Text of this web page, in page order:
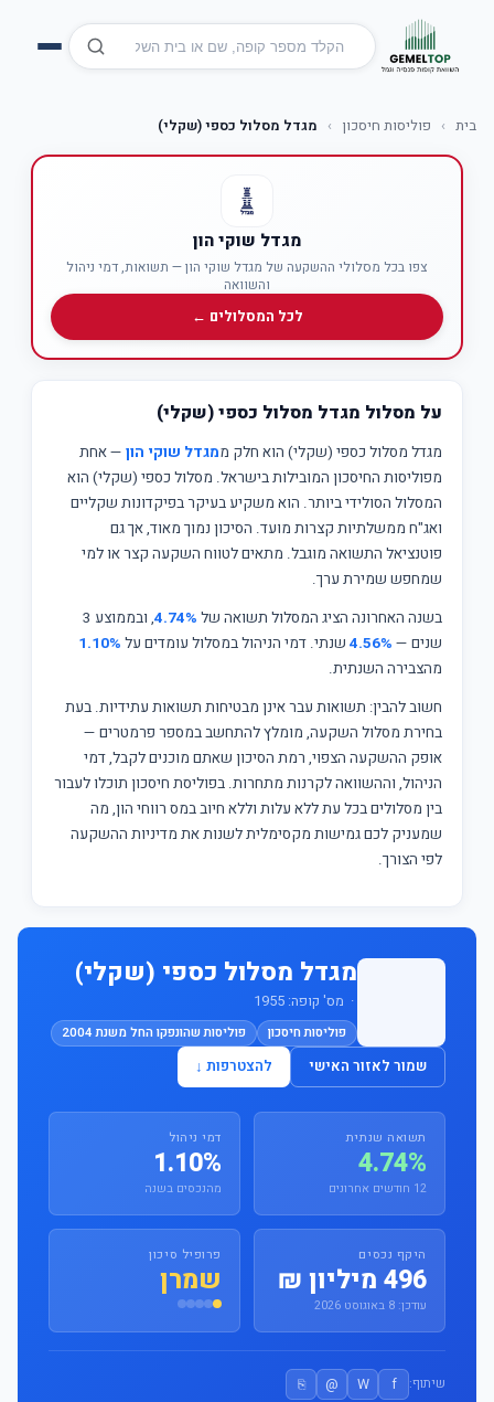
בית › פוליסות חיסכון › מגדל מסלול כספי (שקלי)
מגדל שוקי הון
צפו בכל מסלולי ההשקעה של מגדל שוקי הון — תשואות, דמי ניהול
והשוואה
לכל המסלולים ←
על מסלול מגדל מסלול כספי (שקלי)
מגדל מסלול כספי (שקלי) הוא חלק ממגדל שוקי הון — אחת
מפוליסות החיסכון המובילות בישראל. מסלול כספי (שקלי) הוא
המסלול הסולידי ביותר. הוא משקיע בעיקר בפיקדונות שקליים
ואג"ח ממשלתיות קצרות מועד. הסיכון נמוך מאוד, אך גם
פוטנציאל התשואה מוגבל. מתאים לטווח השקעה קצר או למי
שמחפש שמירת ערך.
בשנה האחרונה הציג המסלול תשואה של 4.74%
, ובממוצע 3
שנים — 4.56% שנתי. דמי הניהול במסלול עומדים על 1.10%
מהצבירה השנתית.
חשוב להבין: תשואות עבר אינן מבטיחות תשואות עתידיות. בעת
בחירת מסלול השקעה, מומלץ להתחשב במספר פרמטרים —
אופק ההשקעה הצפוי, רמת הסיכון שאתם מוכנים לקבל, דמי
הניהול, וההשוואה לקרנות מתחרות. בפוליסת חיסכון תוכלו לעבור
בין מסלולים בכל עת ללא עלות וללא חיוב במס רווחי הון, מה
שמעניק לכם גמישות מקסימלית לשנות את מדיניות ההשקעה
לפי הצורך.
מגדל מסלול כספי (שקלי)
· מס' קופה: 1955
פוליסות חיסכון פוליסות שהונפקו החל משנת 2004
שמור לאזור האישי להצטרפות ↓
תשואה שנתית
4.74%
12 חודשים אחרונים
דמי ניהול
1.10%
מהנכסים בשנה
היקף נכסים
496 מיליון ₪
עודכן: 8 באוגוסט 2026
פרופיל סיכון
שמרן
שיתוף: f
W
@
⎘